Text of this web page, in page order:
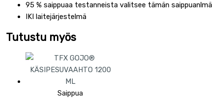
95 % saippuaa testanneista valitsee tämän saippuanlmä
IKI laitejärjestelmä
Tutustu myös
Saippua